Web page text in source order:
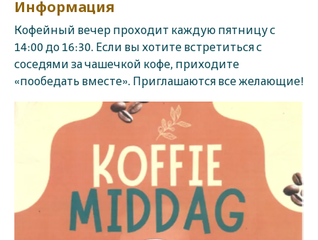
Информация
Кофейный вечер проходит каждую пятницу с
14:00 до 16:30. Если вы хотите встретиться с
соседями за чашечкой кофе, приходите
«пообедать вместе». Приглашаются все желающие!